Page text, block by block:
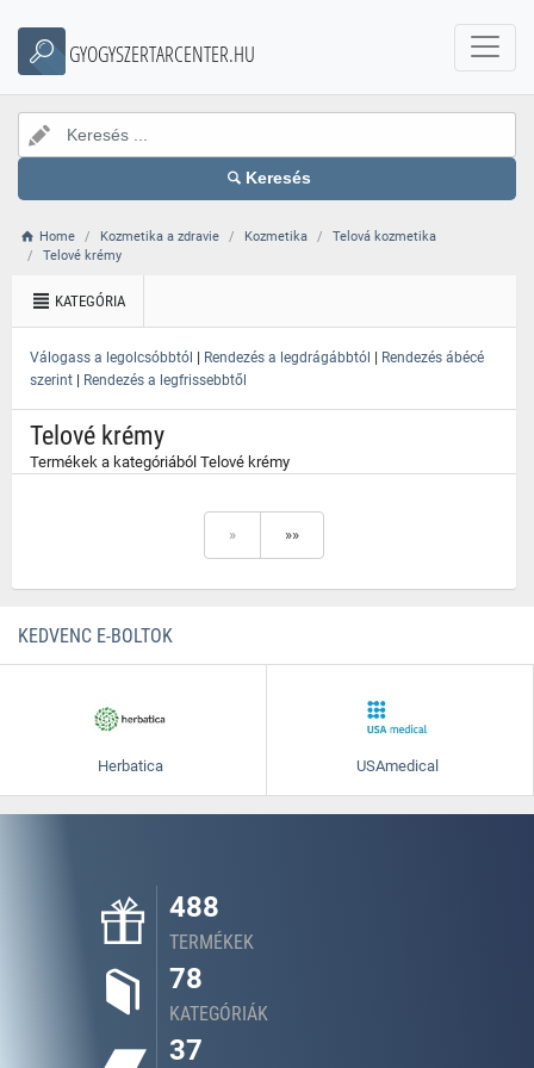
GYOGYSZERTARCENTER.HU
Keresés
Home Kozmetika a zdravie Kozmetika
Telová kozmetika
Telové krémy
KATEGÓRIA
Válogass a legolcsóbbtól | Rendezés a legdrágábbtól | Rendezés ábécé
szerint | Rendezés a legfrissebbtől
Telové krémy
Termékek a kategóriából Telové krémy
» »»
KEDVENC E-BOLTOK
Herbatica USAmedical
488
TERMÉKEK
78
KATEGÓRIÁK
37